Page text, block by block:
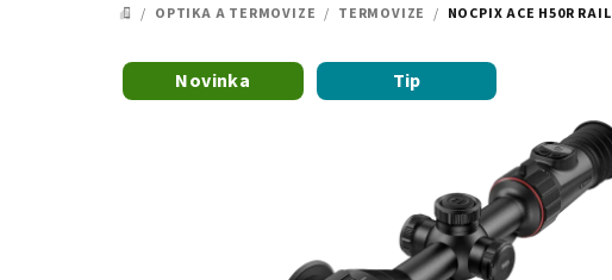
DOMŮ
/ OPTIKA A TERMOVIZE / TERMOVIZE / NOCPIX ACE H50R RAIL
Novinka Tip